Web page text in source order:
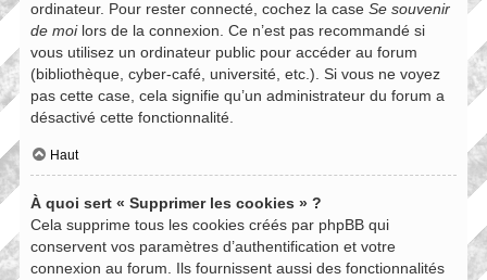
ordinateur. Pour rester connecté, cochez la case Se souvenir
de moilors de la connexion. Ce n’est pas recommandé si
vous utilisez un ordinateur public pour accéder au forum
(bibliothèque, cyber-café, université, etc.). Si vous ne voyez
pas cette case, cela signifie qu’un administrateur du forum a
désactivé cette fonctionnalité.
Haut
À quoi sert « Supprimer les cookies » ?
Cela supprime tous les cookies créés par phpBB qui
conservent vos paramètres d’authentification et votre
connexion au forum. Ils fournissent aussi des fonctionnalités